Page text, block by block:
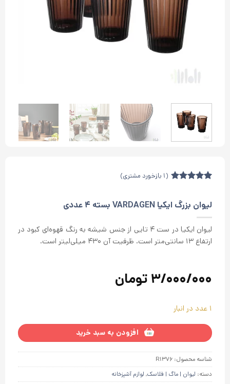
امتیازدهی
مشتری
(
1 بازخورد مشتری)
لیوان بزرگ ایکیا VARDAGEN بسته 4 عددی
لیوان ایکیا در ست 4 تایی از جنس شیشه به رنگ قهوه‌ای کبود در
ارتفاع ۱۳ سانتی‌متر است. ظرفیت آن ۴۳۰ میلی‌لیتر است.
3/000/000 تومان
1 عدد در انبار
افزودن به سبد خرید
شناسه محصول: R1376
دسته: لیوان | ماگ | فلاسک, لوازم آشپزخانه